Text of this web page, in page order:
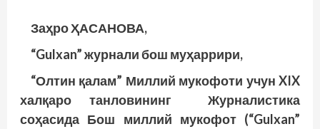
Заҳро ҲАСАНОВА,
“Gulxan” журнали бош муҳаррири,
“Олтин қалам” Миллий мукофоти учун XIX
халқаро танловининг Журналистика
соҳасида Бош миллий мукофот (“Gulxan”